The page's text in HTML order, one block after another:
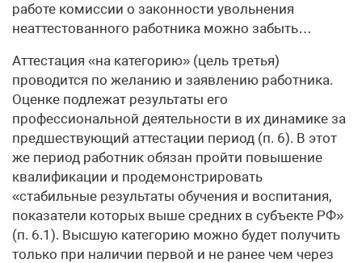
работе комиссии о законности увольнения
неаттестованного работника можно забыть…
Аттестация «на категорию» (цель третья)
проводится по желанию и заявлению работника.
Оценке подлежат результаты его
профессиональной деятельности в их динамике за
предшествующий аттестации период (п. 6). В этот
же период работник обязан пройти повышение
квалификации и продемонстрировать
«стабильные результаты обучения и воспитания,
показатели которых выше средних в субъекте РФ»
(п. 6.1). Высшую категорию можно будет получить
только при наличии первой и не ранее чем через